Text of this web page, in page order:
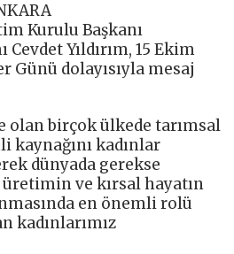
Kurulu Başkanı
Yıldırım, 15 Ekim
Günü dolayısıyla mesaj
olan birçok ülkede tarımsal
kaynağını kadınlar
dünyada gerekse
ve kırsal hayatın
en önemli rolü
kadınlarımız